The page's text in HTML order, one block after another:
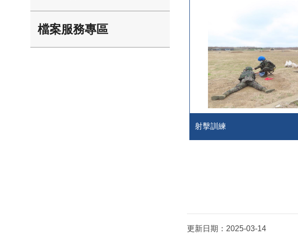
檔案服務專區
射擊訓練
更新日期： 2025-03-14